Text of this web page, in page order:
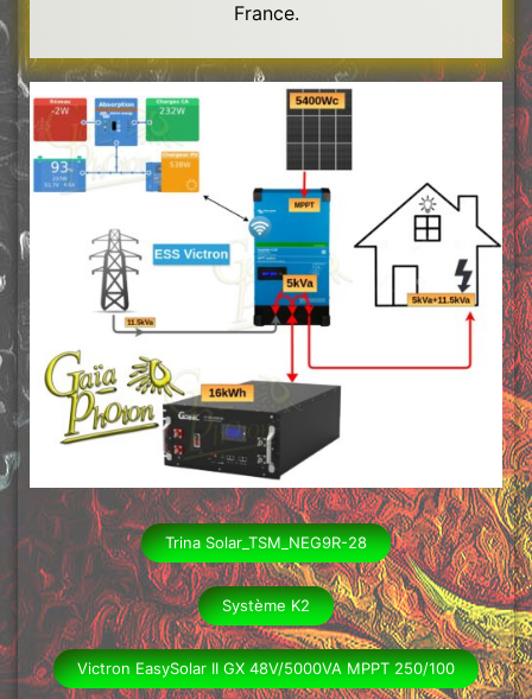
France.
Trina Solar_TSM_NEG9R-28
Système K2
Victron EasySolar II GX 48V/5000VA MPPT 250/100